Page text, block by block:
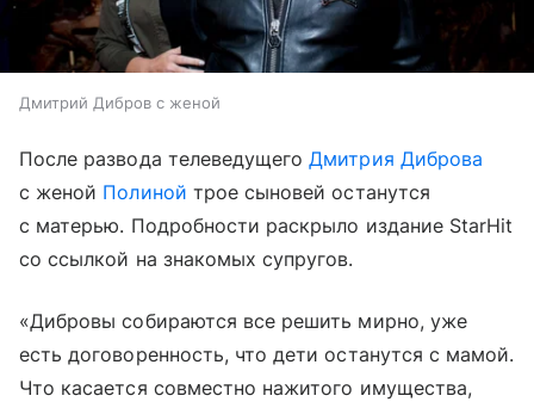
Дмитрий Дибров с женой
После развода телеведущегоДмитрия Диброва
с женой Полиной трое сыновей останутся
с матерью. Подробности раскрыло издание StarHit
со ссылкой на знакомых супругов.
«Дибровы собираются все решить мирно, уже
есть договоренность, что дети останутся с мамой.
Что касается совместно нажитого имущества,